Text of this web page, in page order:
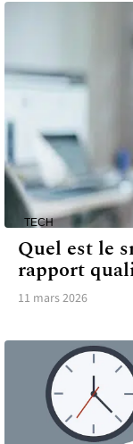
TECH
Quel est le
rapport
11 mars 2026